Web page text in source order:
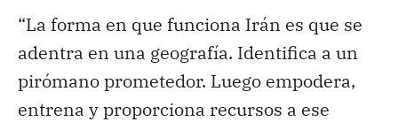
“La forma en que funciona Irán es que se
adentra en una geografía. Identifica a un
pirómano prometedor. Luego empodera,
entrena y proporciona recursos a ese